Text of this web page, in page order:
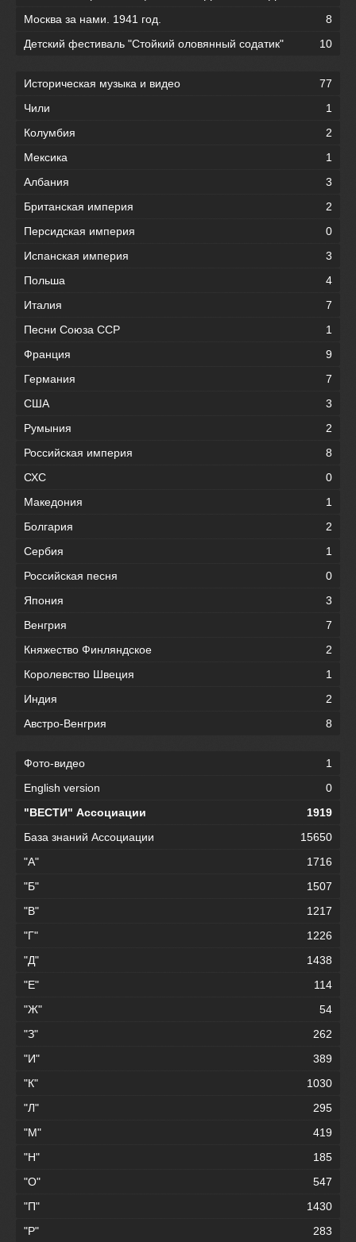
Москва за нами. 1941 год.
8
Детский фестиваль "Стойкий оловянный содатик"
10
Историческая музыка и видео
77
Чили
1
Колумбия
2
Мексика
1
Албания
3
Британская империя
2
Персидская империя
0
Испанская империя
3
Польша
4
Италия
7
Песни Союза ССР
1
Франция
9
Германия
7
США
3
Румыния
2
Российская империя
8
СХС
0
Македония
1
Болгария
2
Сербия
1
Российская песня
0
Япония
3
Венгрия
7
Княжество Финляндское
2
Королевство Швеция
1
Индия
2
Австро-Венгрия
8
Фото-видео
1
English version
0
"ВЕСТИ" Ассоциации
1919
База знаний Ассоциации
15650
"А"
1716
"Б"
1507
"В"
1217
"Г"
1226
"Д"
1438
"Е"
114
"Ж"
54
"З"
262
"И"
389
"К"
1030
"Л"
295
"М"
419
"Н"
185
"О"
547
"П"
1430
"Р"
283